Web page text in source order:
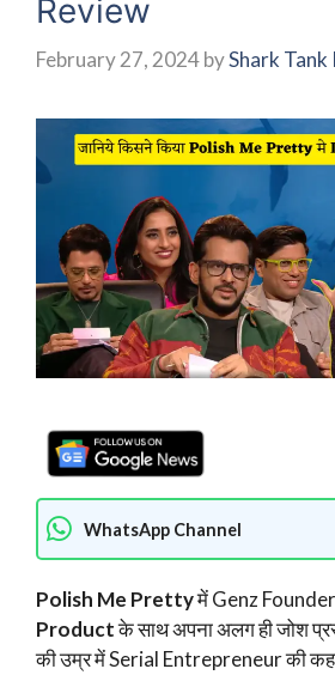
Review
February 27, 2024byShark Tank
WhatsApp Channel
Polish Me Prettyमें Genz
Productके साथ अपना अलग ही जोश
की उम्र में Serial Entrepreneur की